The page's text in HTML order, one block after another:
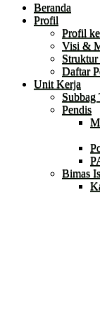
Beranda
Profil
Profil
Visi &
Struktur
Daftar
Unit Kerja
Subbag
Pendis
Bimas